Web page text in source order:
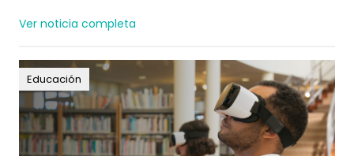
Ver noticia completa
Educación